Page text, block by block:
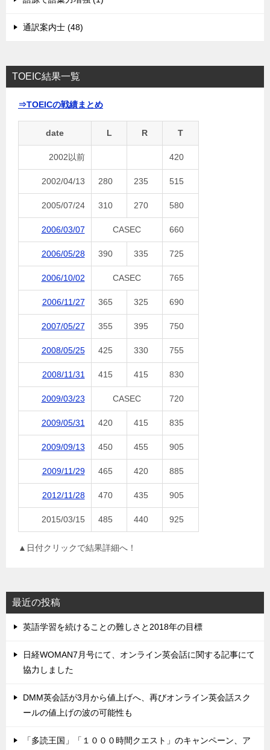
通訳案内士 (48)
TOEIC結果一覧
⇒TOEICの戦績まとめ
date L R T
2002以前 420
2002/04/13 280 235 515
2005/07/24 310 270 580
2006/03/07 CASEC 660
2006/05/28 390 335 725
2006/10/02 CASEC 765
2006/11/27 365 325 690
2007/05/27 355 395 750
2008/05/25 425 330 755
2008/11/31 415 415 830
2009/03/23 CASEC 720
2009/05/31 420 415 835
2009/09/13 450 455 905
2009/11/29 465 420 885
2012/11/28 470 435 905
2015/03/15 485 440 925
▲日付クリックで結果詳細へ！
最近の投稿
英語学習を続けることの難しさと2018年の目標
日経WOMAN7月号にて、オンライン英会話に関する記事にて
協力しました
DMM英会話が3月から値上げへ、再びオンライン英会話スク
ールの値上げの波の可能性も
「多読王国」「１０００時間クエスト」のキャンペーン、ア